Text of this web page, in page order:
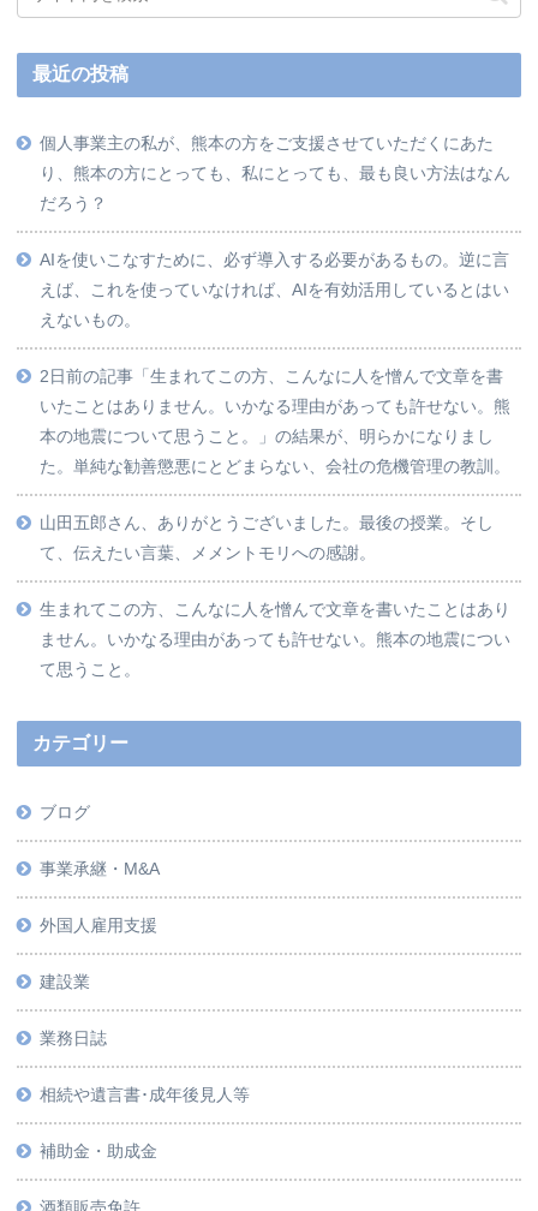
最近の投稿
個人事業主の私が、熊本の方をご支援させていただくにあた
り、熊本の方にとっても、私にとっても、最も良い方法はなん
だろう？
AIを使いこなすために、必ず導入する必要があるもの。逆に言
えば、これを使っていなければ、AIを有効活用しているとはい
えないもの。
2日前の記事「生まれてこの方、こんなに人を憎んで文章を書
いたことはありません。いかなる理由があっても許せない。熊
本の地震について思うこと。」の結果が、明らかになりまし
た。単純な勧善懲悪にとどまらない、会社の危機管理の教訓。
山田五郎さん、ありがとうございました。最後の授業。そし
て、伝えたい言葉、メメントモリへの感謝。
生まれてこの方、こんなに人を憎んで文章を書いたことはあり
ません。いかなる理由があっても許せない。熊本の地震につい
て思うこと。
カテゴリー
ブログ
事業承継・M&A
外国人雇用支援
建設業
業務日誌
相続や遺言書･成年後見人等
補助金・助成金
酒類販売免許